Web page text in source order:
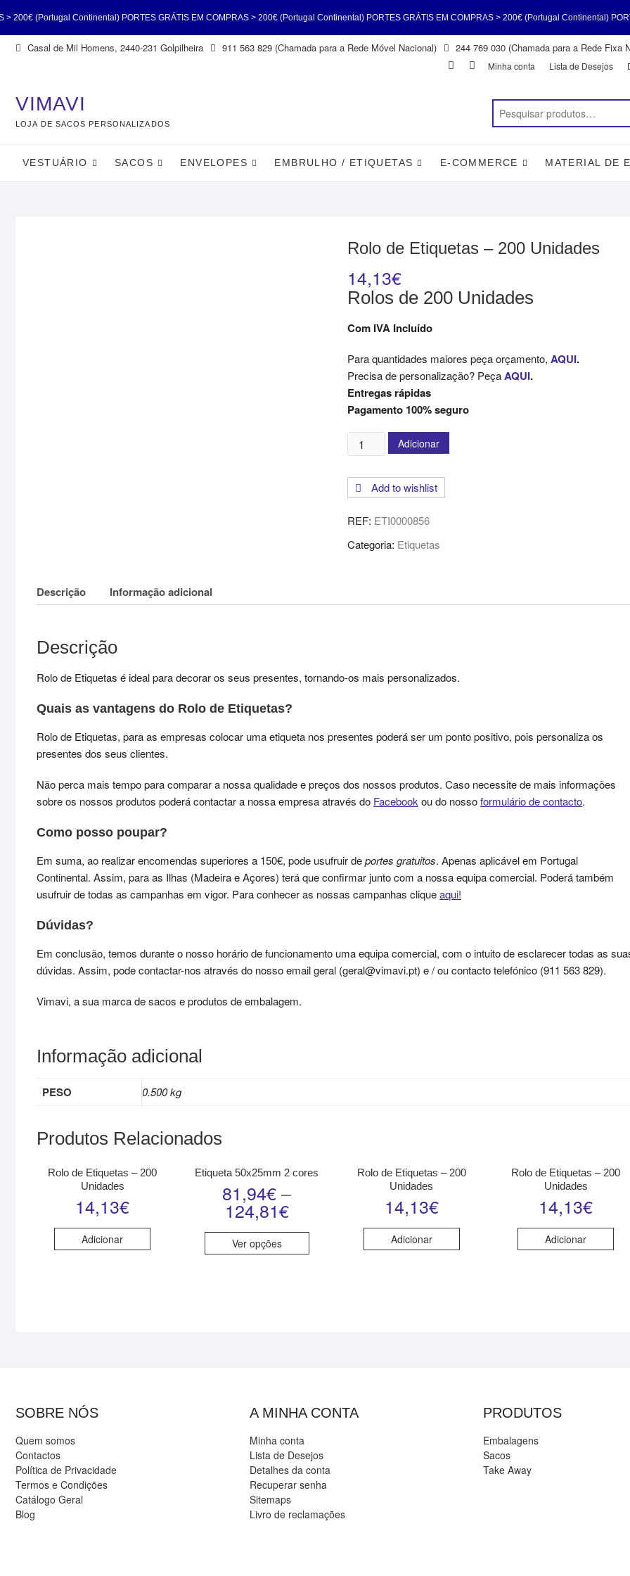
Continental) PORTES GRÁTIS EM COMPRAS > 200€ (Portugal Continental) PORTES GRÁTIS EM COMPRAS > 200€ (Portugal Continental) PORTES GRÁTIS
(Portugal Continental) PORTES GRÁTIS EM COMPRAS > 200€ (Portugal Continental) PORTES GRÁTIS EM COMPRAS > 200€ (Portugal Continental) PORTES
Skip Casal de Mil Homens, 2440-231 Golpilheira 911 563 829 (Chamada para a Rede Móvel Nacional) 244 769 030 (Chamada para a Rede Fixa
FacebookInstagram
Minha conta Lista de Desejos
VIMAVI
LOJA DE SACOS PERSONALIZADOS
VESTUÁRIO SACOS ENVELOPES EMBRULHO / ETIQUETAS E-COMMERCE MATERIAL DE
Rolo de Etiquetas – 200 Unidades
14,13€
Rolos de 200 Unidades
Com IVA Incluído
Para quantidades maiores peça orçamento, AQUI.
Precisa de personalização? PeçaAQUI.
Entregas rápidas
Pagamento 100% seguro
Quantidade
de
de
-
200
Adicionar
Add to wishlist
REF: ETI0000856
Categoria: Etiquetas
Descrição Informação adicional
Descrição
Rolo de Etiquetas é ideal para decorar os seus presentes, tornando-os mais personalizados.
Quais as vantagens do Rolo de Etiquetas?
Rolo de Etiquetas, para as empresas colocar uma etiqueta nos presentes poderá ser um ponto positivo, pois personaliza os
presentes dos seus clientes.
Não perca mais tempo para comparar a nossa qualidade e preços dos nossos produtos. Caso necessite de mais informações
sobre os nossos produtos poderá contactar a nossa empresa através do Facebookou do nossoformulário de contacto.
Como posso poupar?
Em suma, ao realizar encomendas superiores a 150€, pode usufruir deportes gratuitos. Apenas aplicável em Portugal
Continental. Assim, para as Ilhas (Madeira e Açores) terá que confirmar junto com a nossa equipa comercial. Poderá também
usufruir de todas as campanhas em vigor. Para conhecer as nossas campanhas cliqueaqui!
Dúvidas?
Em conclusão, temos durante o nosso horário de funcionamento uma equipa comercial, com o intuito de esclarecer todas as
dúvidas. Assim, pode contactar-nos através do nosso email geral (geral@vimavi.pt) e / ou contacto telefónico (911 563 829).
Vimavi, a sua marca de sacos e produtos de embalagem.
Informação adicional
PESO 0.500 kg
Produtos Relacionados
Rolo de Etiquetas – 200
Unidades
14,13€
Adicionar
Etiqueta 50x25mm 2 cores
81,94€–
124,81€
Ver opções
Rolo de Etiquetas – 200
Unidades
14,13€
Adicionar
Rolo de Etiquetas – 200
Unidades
14,13€
Adicionar
SOBRE NÓS
Quem somos
Contactos
Política de Privacidade
Termos e Condições
Catálogo Geral
Blog
A MINHA CONTA
Minha conta
Lista de Desejos
Detalhes da conta
Recuperar senha
Sitemaps
Livro de reclamações
PRODUTOS
Embalagens
Sacos
Take Away